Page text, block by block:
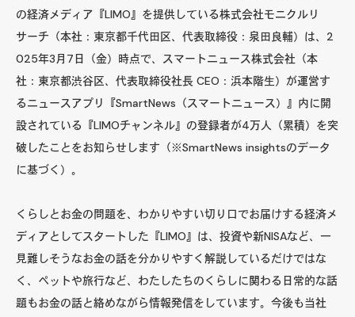
の経済メディア『LIMO』を提供している株式会社モニクルリ
サーチ（本社：東京都千代田区、代表取締役：泉田良輔）は、2
025年3月7日（金）時点で、スマートニュース株式会社（本
社：東京都渋谷区、代表取締役社長 CEO：浜本階生）が運営す
るニュースアプリ『SmartNews（スマートニュース）』内に開
設されている『LIMOチャンネル』の登録者が4万人（累積）を突
破したことをお知らせします（※SmartNews insightsのデータ
に基づく）。
くらしとお金の問題を、わかりやすい切り口でお届けする経済メ
ディアとしてスタートした『LIMO』は、投資や新NISAなど、一
見難しそうなお金の話を分かりやすく解説しているだけではな
く、ペットや旅行など、わたしたちのくらしに関わる日常的な話
題もお金の話と絡めながら情報発信をしています。今後も当社